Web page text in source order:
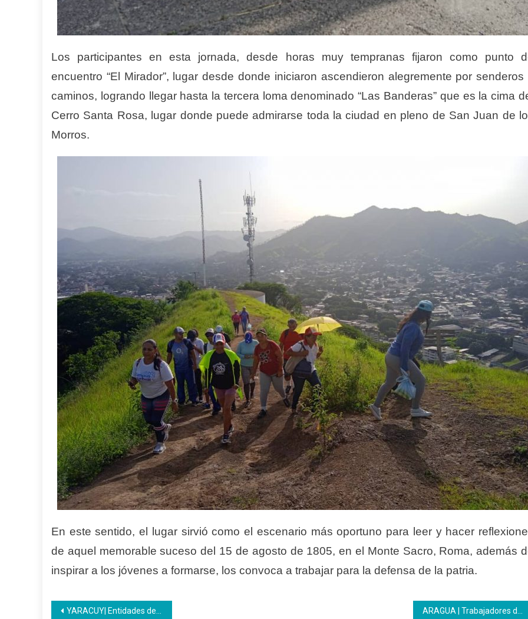
Los participantes en esta jornada, desde horas muy tempranas fijaron como punto
encuentro “El Mirador”, lugar desde donde iniciaron ascendieron alegremente por senderos
caminos, logrando llegar hasta la tercera loma denominado “Las Banderas” que es la cima
Cerro Santa Rosa, lugar donde puede admirarse toda la ciudad en pleno de San Juan de
Morros.
En este sentido, el lugar sirvió como el escenario más oportuno para leer y hacer
de aquel memorable suceso del 15 de agosto de 1805, en el Monte Sacro, Roma, además
inspirar a los jóvenes a formarse, los convoca a trabajar para la defensa de la patria.
Navegación
YARACUY| Entidades de trabajo conocen avance sobre la modalidad de convenios del PNA